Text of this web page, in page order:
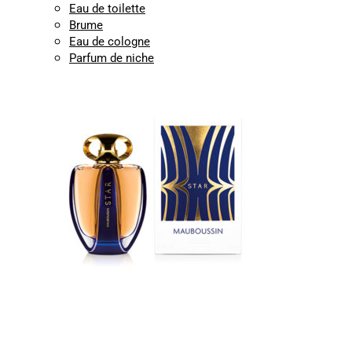
Eau de toilette
Brume
Eau de cologne
Parfum de niche